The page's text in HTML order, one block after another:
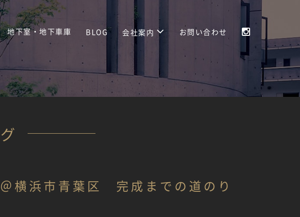
地下室・地下車庫 BLOG 会社案内 お問い合わせ
横浜市青葉区 完成までの道のり